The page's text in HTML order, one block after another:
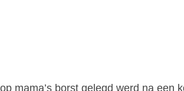
mama’s borst gelegd werd na een